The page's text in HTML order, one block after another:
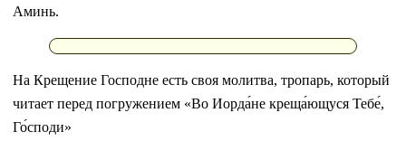
Аминь.
На Крещение Господне есть своя молитва, тропарь, который
читает перед погружением «Во Иорда́не креща́ющуся Тебе́,
Го́споди»